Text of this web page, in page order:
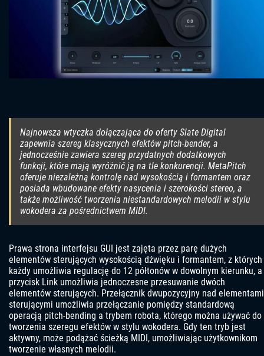
Najnowsza wtyczka dołączająca do oferty Slate Digital
zapewnia szereg klasycznych efektów pitch-bender, a
jednocześnie zawiera szereg przydatnych dodatkowych
funkcji, które mają wyróżnić ją na tle konkurencji. MetaPitch
oferuje niezależną kontrolę nad wysokością i formantem oraz
posiada wbudowane efekty nasycenia i szerokości stereo, a
także możliwość tworzenia niestandardowych melodii w stylu
wokodera za pośrednictwem MIDI.
Prawa strona interfejsu GUI jest zajęta przez parę dużych
elementów sterujących wysokością dźwięku i formantem, z których
każdy umożliwia regulację do 12 półtonów w dowolnym kierunku, a
przycisk Link umożliwia jednoczesne przesuwanie dwóch
elementów sterujących. Przełącznik dwupozycyjny nad elementami
sterującymi umożliwia przełączanie pomiędzy standardową
operacją pitch-bending a trybem robota, którego można używać do
tworzenia szeregu efektów w stylu wokodera. Gdy ten tryb jest
aktywny, może podążać ścieżką MIDI, umożliwiając użytkownikom
tworzenie własnych melodii.